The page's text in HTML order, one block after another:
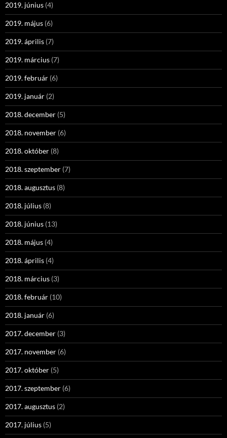
2019. június (4)
2019. május (6)
2019. április (7)
2019. március (7)
2019. február (6)
2019. január (2)
2018. december (5)
2018. november (6)
2018. október (8)
2018. szeptember (7)
2018. augusztus (8)
2018. július (8)
2018. június (13)
2018. május (4)
2018. április (4)
2018. március (3)
2018. február (10)
2018. január (6)
2017. december (3)
2017. november (6)
2017. október (5)
2017. szeptember (6)
2017. augusztus (2)
2017. július (5)